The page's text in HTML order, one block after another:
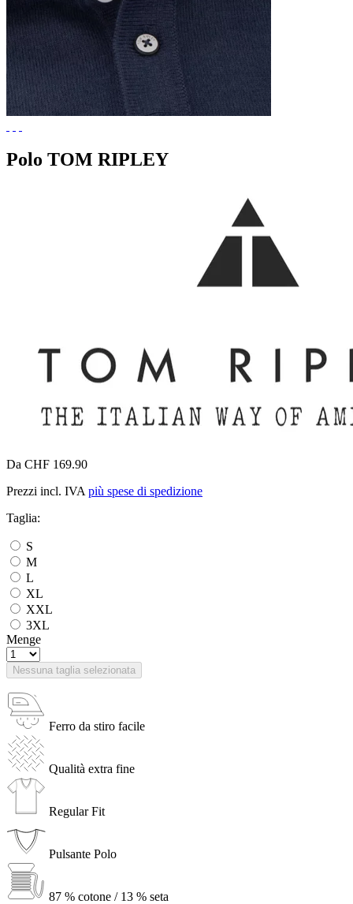
Polo TOM RIPLEY
Da CHF 169.90
Prezzi incl. IVA più spese di spedizione
Taglia:
S
M
L
XL
XXL
3XL
Menge
Nessuna taglia selezionata
Ferro da stiro facile
Qualità extra fine
Regular Fit
Pulsante Polo
87 % cotone / 13 % seta